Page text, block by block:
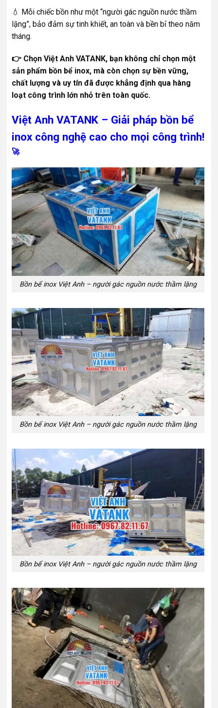
💧 Mỗi chiếc bồn như một “người gác nguồn nước thầm
lặng”, bảo đảm sự tinh khiết, an toàn và bền bỉ theo năm
tháng.
👉 Chọn Việt Anh VATANK, bạn không chỉ chọn một
sản phẩm bồn bể inox, mà còn chọn sự bền vững,
chất lượng và uy tín đã được khẳng định qua hàng
loạt công trình lớn nhỏ trên toàn quốc.
Việt Anh VATANK – Giải pháp bồn bể
inox công nghệ cao cho mọi công trình!
🚀
Bồn bể inox Việt Anh – người gác nguồn nước thầm lặng
Bồn bể inox Việt Anh – người gác nguồn nước thầm lặng
Bồn bể inox Việt Anh – người gác nguồn nước thầm lặng